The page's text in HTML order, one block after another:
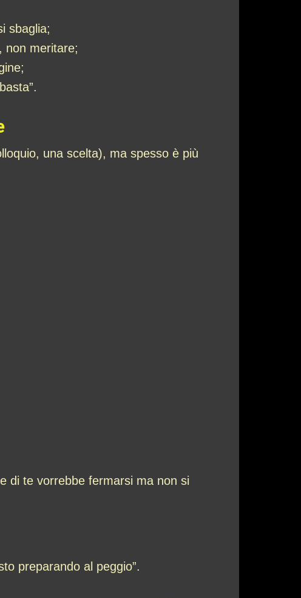
sbaglia;
non meritare;
una scelta), ma spesso è più
di te vorrebbe fermarsi ma non si
preparando al peggio”.